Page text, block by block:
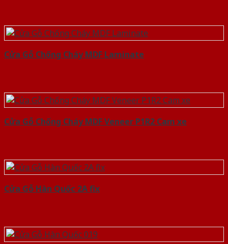
Cửa Gỗ Chống Cháy MDF Laminate
Cửa Gỗ Chống Cháy MDF Veneer P1R2 Cam xe
Cửa Gỗ Hàn Quốc 2A fix